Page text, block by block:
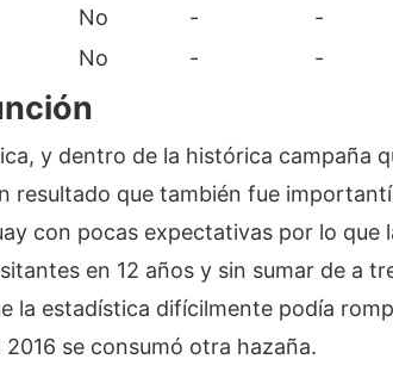
No -
-
No - -
y dentro de la histórica campaña
resultado que también fue
con pocas expectativas por lo que
en 12 años y sin sumar de a
la estadística difícilmente podía
se consumó otra hazaña.